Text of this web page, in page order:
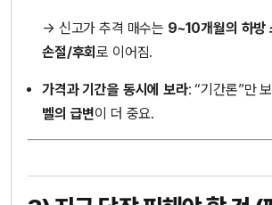
→ 신고가 추격 매수는 9~10개월의 하방
손절/후회로 이어짐.
가격과 기간을 동시에 보라: “기간론”만
벨의 급변이 더 중요.